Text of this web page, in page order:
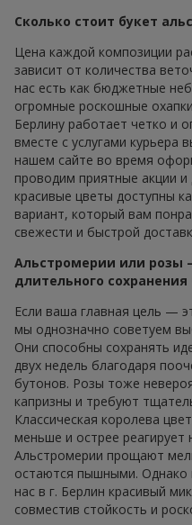
Сколько стоит букет
Цена каждой композиции
зависит от количества
нас есть как бюджетные
огромные роскошные
Берлину работает четко и
вместе с услугами курьера
нашем сайте во время
проводим приятные акции
красивые цветы доступны
вариант, который вам
свежести и быстрой
Альстромерии или розы
длительного сохранения
Если ваша главная цель —
мы однозначно советуем
Они способны сохранять
двух недель благодаря
бутонов. Розы тоже
капризны и требуют
Классическая королева
меньше и острее реагирует
Альстромерии прощают
остаются пышными. Однако
нас в г. Берлин красивый
совместив стойкость и